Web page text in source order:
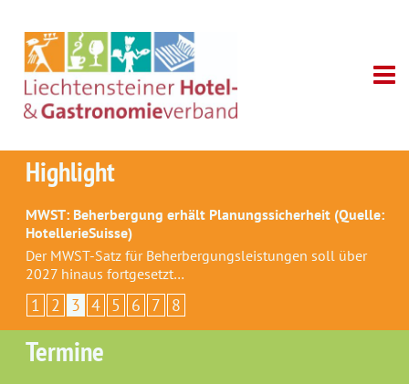
Highlight
MWST: Beherbergung erhält Planungssicherheit (Quelle:
HotellerieSuisse)
Der MWST-Satz für Beherbergungsleistungen soll über
2027 hinaus fortgesetzt…
1 2 3 4 5 6 7 8
Termine